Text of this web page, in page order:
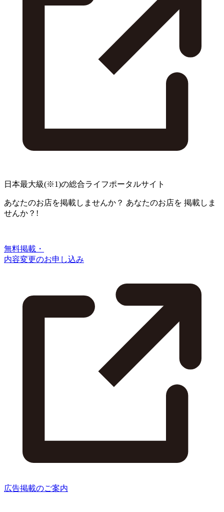
日本最大級(※1)の総合ライフポータルサイト
あなたのお店を掲載しませんか？ あなたのお店を 掲載しま
せんか？!
無料掲載・
内容変更のお申し込み
広告掲載のご案内